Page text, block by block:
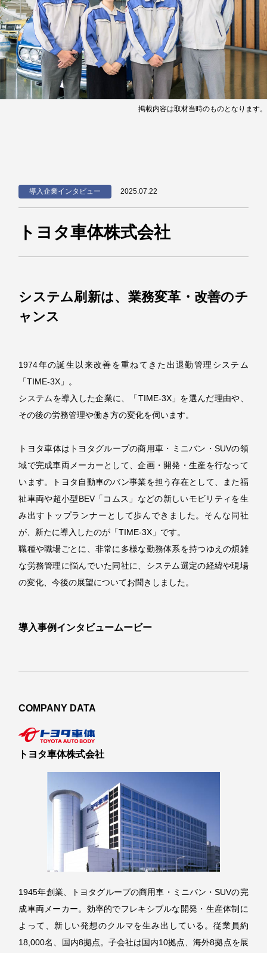
掲載内容は取材当時のものとなります。
導入企業インタビュー 2025.07.22
トヨタ車体株式会社
システム刷新は、 業務変革・改善のチ
ャンス
1974年の誕生以来改善を重ねてきた出退勤管理システム
「TIME-3X」。
システムを導入した企業に、「TIME-3X」を選んだ理由や、
その後の労務管理や働き方の変化を伺います。
トヨタ車体はトヨタグループの商用車・ミニバン・SUVの領
域で完成車両メーカーとして、企画・開発・生産を行なって
います。トヨタ自動車のバン事業を担う存在として、また福
祉車両や超小型BEV「コムス」などの新しいモビリティを生
み出すトップランナーとして歩んできました。そんな同社
が、新たに導入したのが「TIME-3X」です。
職種や職場ごとに、非常に多様な勤務体系を持つゆえの煩雑
な労務管理に悩んでいた同社に、システム選定の経緯や現場
の変化、今後の展望についてお聞きしました。
導入事例インタビュームービー
COMPANY DATA
トヨタ車体株式会社
1945年創業、トヨタグループの商用車・ミニバン・SUVの完
成車両メーカー。効率的でフレキシブルな開発・生産体制に
よって、新しい発想のクルマを生み出している。従業員約
18,000名、国内8拠点。子会社は国内10拠点、海外8拠点を展